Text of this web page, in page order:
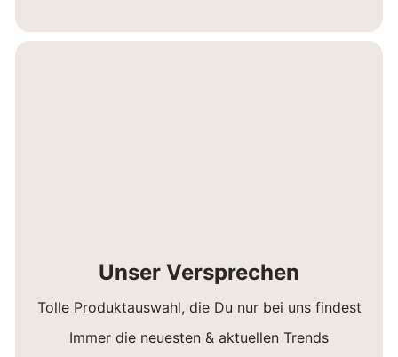
Unser Versprechen
Tolle Produktauswahl, die Du nur bei uns findest
Immer die neuesten & aktuellen Trends